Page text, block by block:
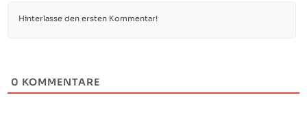
0 KOMMENTARE